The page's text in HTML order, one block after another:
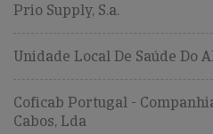
Prio Supply, S.a.
Unidade Local De Saúde Do
Coficab Portugal -
Cabos, Lda